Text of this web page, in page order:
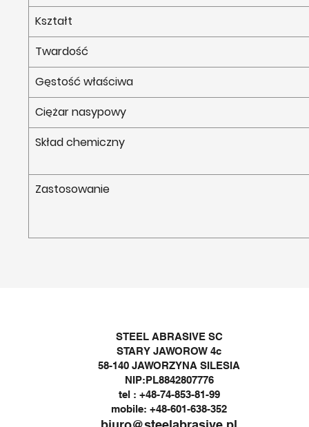
Kształt
Twardość
Gęstość właściwa
Ciężar nasypowy
Skład chemiczny
Zastosowanie
STEEL ABRASIVE SC
STARY JAWOROW 4c
58-140 JAWORZYNA SILESIA
NIP:PL8842807776
tel : +48-74-853-81-99
mobile: +48-601-638-352